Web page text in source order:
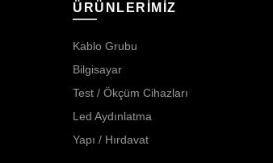
ÜRÜNLERİMİZ
Kablo Grubu
Bilgisayar
Test / Ökçüm Cihazları
Led Aydınlatma
Yapı / Hırdavat